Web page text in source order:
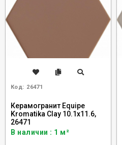
Код: 26471
Керамогранит Equipe
Kromatika Clay 10.1x11.6,
26471
В наличии : 1 м²